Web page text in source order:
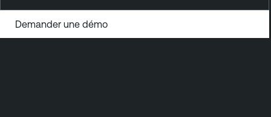
Demander une démo